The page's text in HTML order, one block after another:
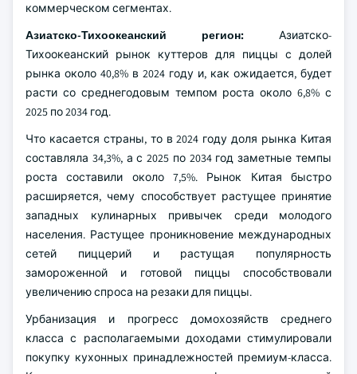
коммерческом сегментах.
Азиатско-Тихоокеанский регион: Азиатско-
Тихоокеанский рынок куттеров для пиццы с долей
рынка около 40,8% в 2024 году и, как ожидается, будет
расти со среднегодовым темпом роста около 6,8% с
2025 по 2034 год.
Что касается страны, то в 2024 году доля рынка Китая
составляла 34,3%, а с 2025 по 2034 год заметные темпы
роста составили около 7,5%. Рынок Китая быстро
расширяется, чему способствует растущее принятие
западных кулинарных привычек среди молодого
населения. Растущее проникновение международных
сетей пиццерий и растущая популярность
замороженной и готовой пиццы способствовали
увеличению спроса на резаки для пиццы.
Урбанизация и прогресс домохозяйств среднего
класса с располагаемыми доходами стимулировали
покупку кухонных принадлежностей премиум-класса.